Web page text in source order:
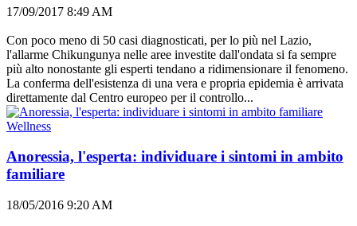
17/09/2017 8:49 AM
Con poco meno di 50 casi diagnosticati, per lo più nel Lazio,
l'allarme Chikungunya nelle aree investite dall'ondata si fa sempre
più alto nonostante gli esperti tendano a ridimensionare il fenomeno.
La conferma dell'esistenza di una vera e propria epidemia è arrivata
direttamente dal Centro europeo per il controllo...
Wellness
Anoressia, l'esperta: individuare i sintomi in ambito
familiare
18/05/2016 9:20 AM